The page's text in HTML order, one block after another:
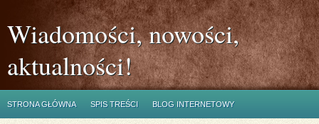
Wiadomości, nowości,
aktualności!
STRONA GŁÓWNA SPIS TREŚCI BLOG INTERNETOWY